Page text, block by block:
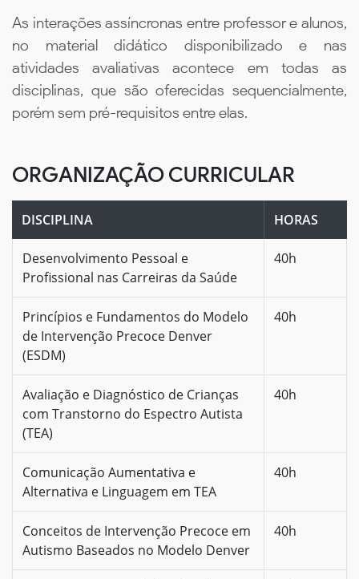
As interações assíncronas entre professor e alunos,
no material didático disponibilizado e nas
atividades avaliativas acontece em todas as
disciplinas, que são oferecidas sequencialmente,
porém sem pré-requisitos entre elas.
ORGANIZAÇÃO CURRICULAR
DISCIPLINA HORAS
Desenvolvimento Pessoal e
Profissional nas Carreiras da Saúde
40h
Princípios e Fundamentos do Modelo
de Intervenção Precoce Denver
(ESDM)
40h
Avaliação e Diagnóstico de Crianças
com Transtorno do Espectro Autista
(TEA)
40h
Comunicação Aumentativa e
Alternativa e Linguagem em TEA
40h
Conceitos de Intervenção Precoce em
Autismo Baseados no Modelo Denver
40h